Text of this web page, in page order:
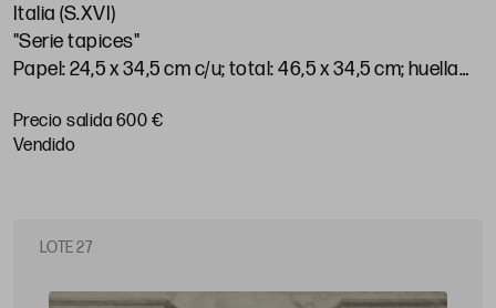
Italia (S.XVI)
"Serie tapices"
Papel: 24,5 x 34,5 cm c/u; total: 46,5 x 34,5 cm; huellas:
Precio salida 600 €
vendido
LOTE 27